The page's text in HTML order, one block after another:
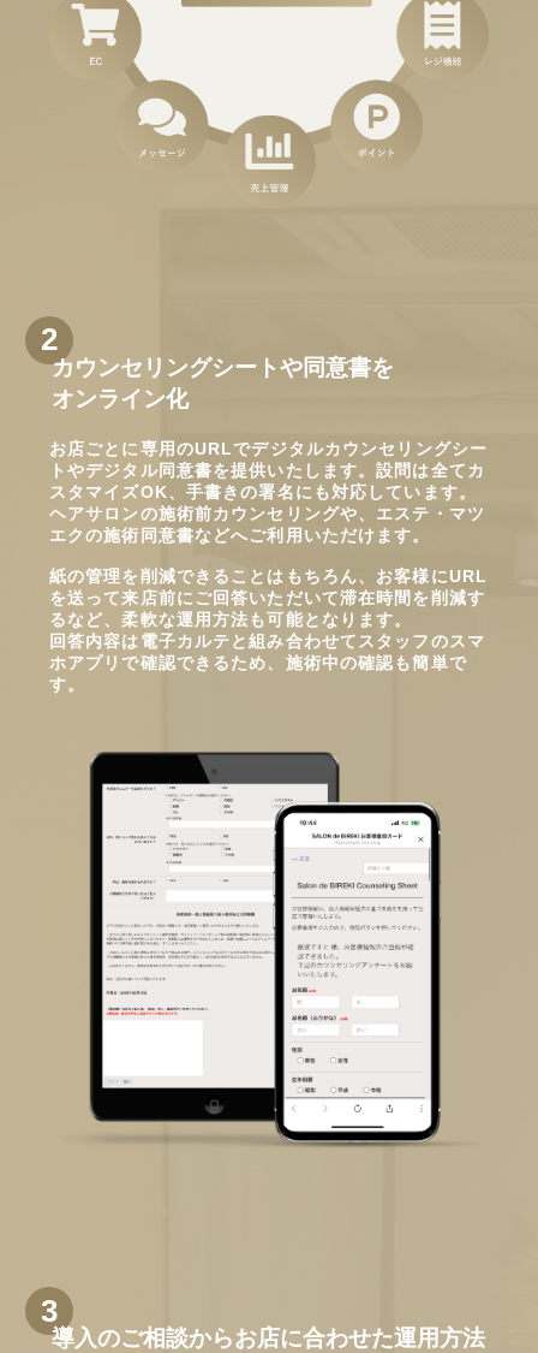
カウンセリングシートや同意書を
オンライン化
お店ごとに専用のURLでデジタルカウンセリングシー
トやデジタル同意書を提供いたします。設問は全てカ
スタマイズOK、手書きの署名にも対応しています。
ヘアサロンの施術前カウンセリングや、エステ・マツ
エクの施術同意書などへご利用いただけます。
紙の管理を削減できることはもちろん、お客様にURL
を送って来店前にご回答いただいて滞在時間を削減す
るなど、柔軟な運用方法も可能となります。
回答内容は電子カルテと組み合わせてスタッフのスマ
ホアプリで確認できるため、施術中の確認も簡単で
す。
導入のご相談からお店に合わせた運用方法